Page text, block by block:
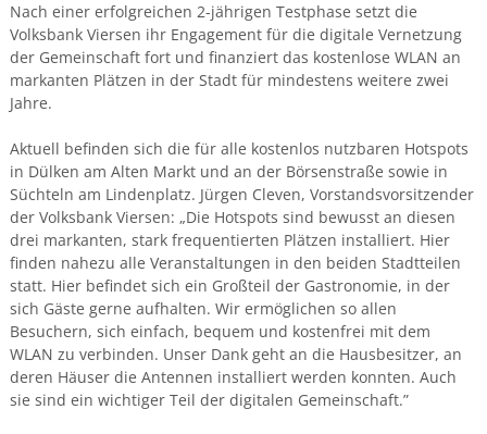
Nach einer erfolgreichen 2-jährigen Testphase setzt die
Volksbank Viersen ihr Engagement für die digitale Vernetzung
der Gemeinschaft fort und finanziert das kostenlose WLAN an
markanten Plätzen in der Stadt für mindestens weitere zwei
Jahre.
Aktuell befinden sich die für alle kostenlos nutzbaren Hotspots
in Dülken am Alten Markt und an der Börsenstraße sowie in
Süchteln am Lindenplatz. Jürgen Cleven, Vorstandsvorsitzender
der Volksbank Viersen: „Die Hotspots sind bewusst an diesen
drei markanten, stark frequentierten Plätzen installiert. Hier
finden nahezu alle Veranstaltungen in den beiden Stadtteilen
statt. Hier befindet sich ein Großteil der Gastronomie, in der
sich Gäste gerne aufhalten. Wir ermöglichen so allen
Besuchern, sich einfach, bequem und kostenfrei mit dem
WLAN zu verbinden. Unser Dank geht an die Hausbesitzer, an
deren Häuser die Antennen installiert werden konnten. Auch
sie sind ein wichtiger Teil der digitalen Gemeinschaft.”